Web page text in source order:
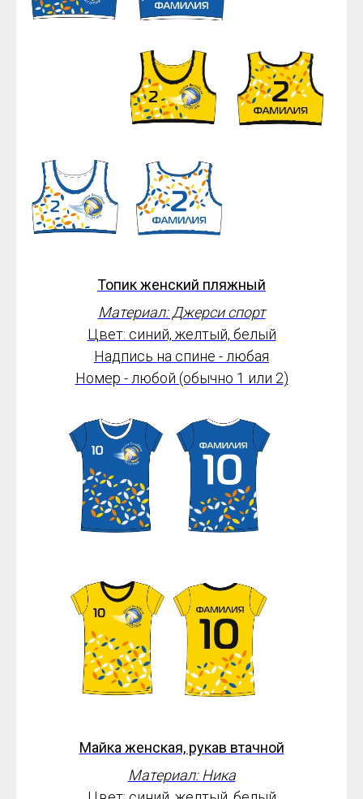
Топик женский пляжный
Материал: Джерси спорт
Цвет: синий, желтый, белый
Надпись на спине - любая
Номер - любой (обычно 1 или 2)
Майка женская, рукав втачной
Материал: Ника